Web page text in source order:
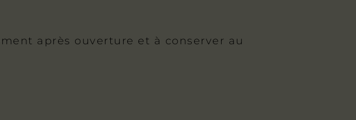
après ouverture et à conserver au